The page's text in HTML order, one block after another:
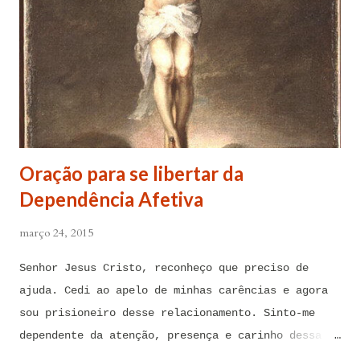
Oração para se libertar da
Dependência Afetiva
março 24, 2015
Senhor Jesus Cristo, reconheço que preciso de
ajuda. Cedi ao apelo de minhas carências e agora
sou prisioneiro desse relacionamento. Sinto-me
dependente da atenção, presença e carinho dessa